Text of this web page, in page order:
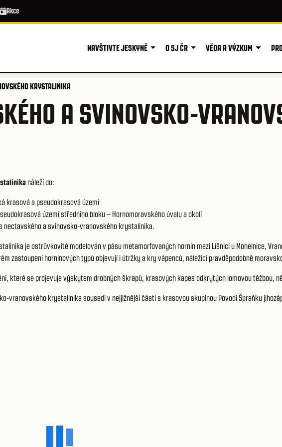
Akce
NAVŠTIVTE JESKYNĚ O SJ ČR VĚDA A VÝZKUM
KRYSTALINIKA
A SVINOVSKO-
náleží do:
krasová a pseudokrasová území
území středního bloku – Hornomoravského úvalu a okolí
nectavského a svinovsko-vranovského krystalinika.
je ostrůvkovitě modelován v pásu metamorfovaných hornin mezi Líšnicí u Mohelnice,
zastoupení horninových typů objevují i útržky a kry vápenců, náležící pravděpodobně
které se projevuje výskytem drobných škrapů, krasových kapes odkrytých lomovou těžbou,
vranovského krystalinika sousedí v nejjižnější části s krasovou skupinou Povodí Špraňku